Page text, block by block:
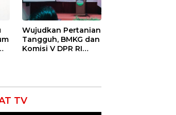
Wujudkan Pertanian
Tangguh, BMKG dan
Komisi V DPR RI
Iklim
TV